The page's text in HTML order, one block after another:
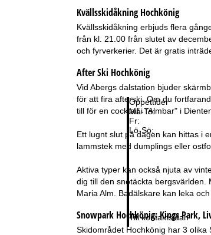
Öppettider
Må-To:
Fr:
Lö-Sö:
Till kontaktsidan
KvällsskidåkningHochkönig
Kvällsskidåkning erbjuds flera
från kl. 21.00 från slutet av
och fyrverkerier. Det är gratis
After Ski Hochkönig
Vid Abergs dalstation bjuder
för att fira afterski. Om du
till för en cocktail i "Almbar" i
Ett lugnt slut på dagen kan hittas i
lammstek med dumplings eller
Aktiva typer kan också njuta av
dig till den snötäckta bergsvärlden.
Maria Alm. Badälskare kan leka
Snowpark Hochkönig:Kings Park,
Skidområdet Hochkönig har 3